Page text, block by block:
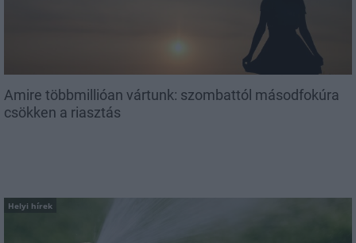
Amire többmillióan vártunk: szombattól másodfokúra
csökken a riasztás
Helyi hírek